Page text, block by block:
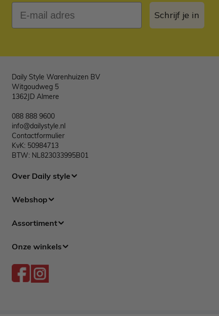
Schrijf je in
Daily Style Warenhuizen BV
Witgoudweg 5
1362JD Almere
088 888 9600
info@dailystyle.nl
Contactformulier
KvK: 50984713
BTW: NL823033995B01
Over Daily style
Webshop
Assortiment
Onze winkels